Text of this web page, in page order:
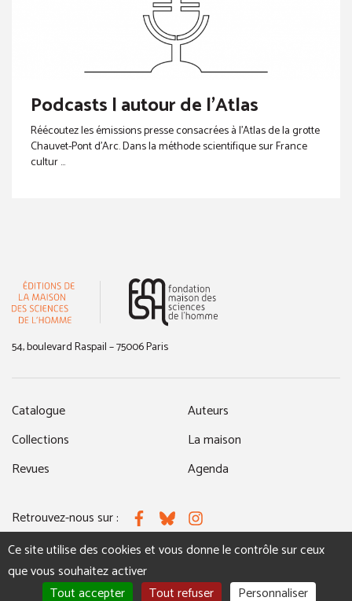
Podcasts | autour de l'Atlas
Réécoutez les émissions presse consacrées à l’Atlas de la grotte
Chauvet-Pont d’Arc. Dans la méthode scientifique sur France
cultur ...
54, boulevard Raspail – 75006 Paris
Catalogue
Collections
Revues
Auteurs
La maison
Agenda
Retrouvez-nous sur : FacebookBlueskyInstagram
MENTIONS LÉGALES NOUS CONTACTER
Ce site utilise des cookies et vous donne le contrôle sur ceux
que vous souhaitez activer
Tout accepter
Tout refuser Personnaliser